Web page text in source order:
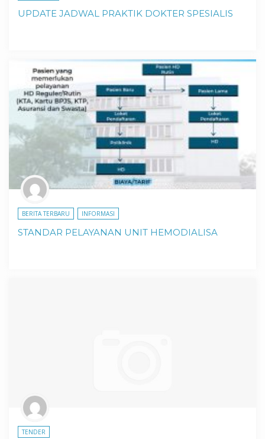
UPDATE JADWAL PRAKTIK DOKTER SPESIALIS
BERITA TERBARU INFORMASI
STANDAR PELAYANAN UNIT HEMODIALISA
TENDER